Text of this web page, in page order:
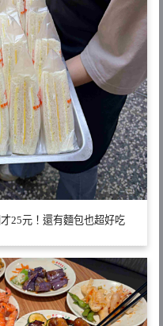
25元！還有麵包也超好吃